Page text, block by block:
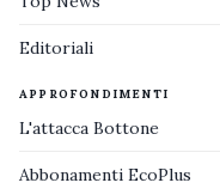
Editoriali
APPROFONDIMENTI
L'attacca Bottone
Abbonamenti EcoPlus